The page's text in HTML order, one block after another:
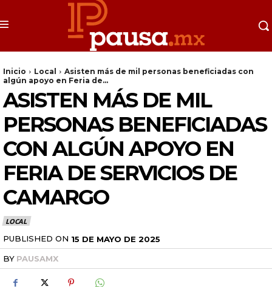
Inicio Local
Asisten más de mil personas beneficiadas con
algún apoyo en Feria de...
ASISTEN MÁS DE MIL
PERSONAS BENEFICIADAS
CON ALGÚN APOYO EN
FERIA DE SERVICIOS DE
CAMARGO
LOCAL
PUBLISHED ON 15 DE MAYO DE 2025
BY PAUSAMX